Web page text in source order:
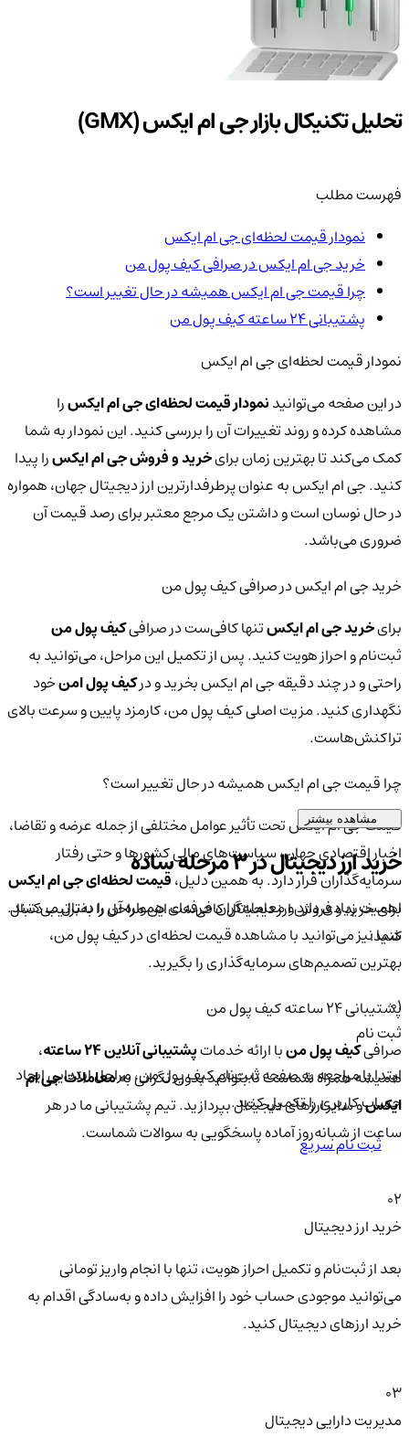
تحلیل تکنیکال بازار جی ام ایکس (GMX)
فهرست مطلب
نمودار قیمت لحظه‌ای جی ام ایکس
خرید جی ام ایکس در صرافی کیف پول من
چرا قیمت جی ام ایکس همیشه در حال تغییر است؟
پشتیبانی ۲۴ ساعته کیف پول من
نمودار قیمت لحظه‌ای جی ام ایکس
در این صفحه می‌توانیدنمودار قیمت لحظه‌ای جی ام ایکسرا
مشاهده کرده و روند تغییرات آن را بررسی کنید. این نمودار به شما
کمک می‌کند تا بهترین زمان برایخرید و فروش جی ام ایکسرا پیدا
کنید. جی ام ایکس به عنوان پرطرفدارترین ارز دیجیتال جهان، همواره
در حال نوسان است و داشتن یک مرجع معتبر برای رصد قیمت آن
ضروری می‌باشد.
خرید جی ام ایکس در صرافی کیف پول من
برایخرید جی ام ایکستنها کافی‌ست در صرافیکیف پول من
ثبت‌نام و احراز هویت کنید. پس از تکمیل این مراحل، می‌توانید به
راحتی و در چند دقیقه جی ام ایکس بخرید و درکیف پول امنخود
نگهداری کنید. مزیت اصلی کیف پول من، کارمزد پایین و سرعت بالای
تراکنش‌هاست.
چرا قیمت جی ام ایکس همیشه در حال تغییر است؟
قیمت جی ام ایکس تحت تأثیر عوامل مختلفی از جمله عرضه و تقاضا،
اخبار اقتصادی جهان، سیاست‌های مالی کشورها و حتی رفتار
سرمایه‌گذاران قرار دارد. به همین دلیل،قیمت لحظه‌ای جی ام ایکس
اهمیت زیادی دارد و معامله‌گران حرفه‌ای همواره آن را دنبال می‌کنند.
شما نیز می‌توانید با مشاهده قیمت لحظه‌ای در کیف پول من،
بهترین تصمیم‌های سرمایه‌گذاری را بگیرید.
پشتیبانی ۲۴ ساعته کیف پول من
صرافیکیف پول منبا ارائه خدماتپشتیبانی آنلاین ۲۴ ساعته
،
همیشه همراه شماست تا بتوانید بدون نگرانی بهمعاملات جی ام
ایکسو سایر ارزهای دیجیتال بپردازید. تیم پشتیبانی ما در هر
ساعت از شبانه‌روز آماده پاسخگویی به سوالات شماست.
مشاهده بیشتر
خرید ارز دیجیتال در 3 مرحله ساده
برای خرید و فروش ارز دیجیتال کافی‌ست این مراحل را به‌ترتیب دنبال
کنید:
01
ثبت نام
ابتدا با مراجعه به صفحه ثبت‌نام کیف‌ پول من، مراحل ابتدایی ایجاد
حساب کاربری را تکمیل کنید.
ثبت نام سریع
02
خرید ارز دیجیتال
بعد از ثبت‌نام و تکمیل احراز هویت، تنها با انجام واریز تومانی
می‌توانید موجودی حساب خود را افزایش داده و به‌سادگی اقدام به
خرید ارزهای دیجیتال کنید.
03
مدیریت دارایی دیجیتال